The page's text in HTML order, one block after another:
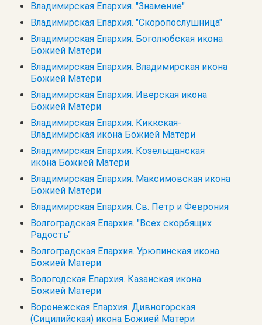
Владимирская Епархия. "Знамение"
Владимирская Епархия. "Скоропослушница"
Владимирская Епархия. Боголюбская икона
Божией Матери
Владимирская Епархия. Владимирская икона
Божией Матери
Владимирская Епархия. Иверская икона
Божией Матери
Владимирская Епархия. Киккская-
Владимирская икона Божией Матери
Владимирская Епархия. Козельщанская
икона Божией Матери
Владимирская Епархия. Максимовская икона
Божией Матери
Владимирская Епархия. Св. Петр и Феврония
Волгоградская Епархия. "Всех скорбящих
Радость"
Волгоградская Епархия. Урюпинская икона
Божией Матери
Вологодская Епархия. Казанская икона
Божией Матери
Воронежская Епархия. Дивногорская
(Сицилийская) икона Божией Матери